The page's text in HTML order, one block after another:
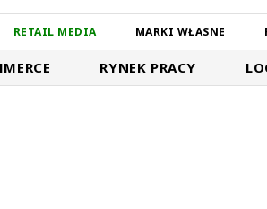
RETAIL MEDIA MARKI WŁASNE
RYNEK PRACY